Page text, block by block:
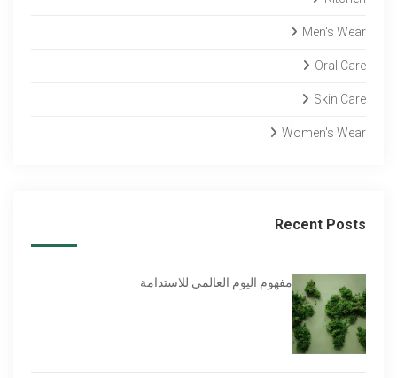
Men's Wear
Oral Care
Skin Care
Women's Wear
Recent Posts
مفهوم اليوم العالمي للاستدامة